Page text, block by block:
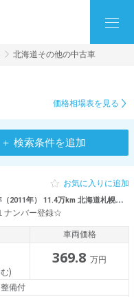
北海道その他の中古車
価格相場表を見る
＋ 検索条件を追加
2011年） 11.4万km 北海道札幌市清田区
ナンバー登録☆
お気に入りに追加
)
車両価格
369.8 万円
備付